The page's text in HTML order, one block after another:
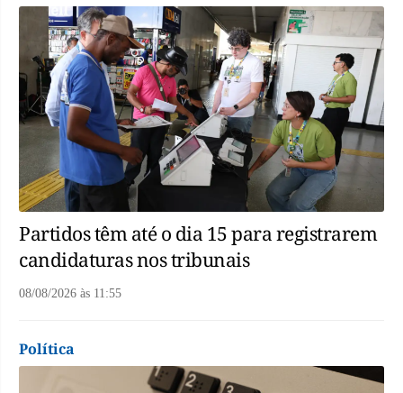
Partidos têm até o dia 15 para registrarem
candidaturas nos tribunais
08/08/2026 às 11:55
Política